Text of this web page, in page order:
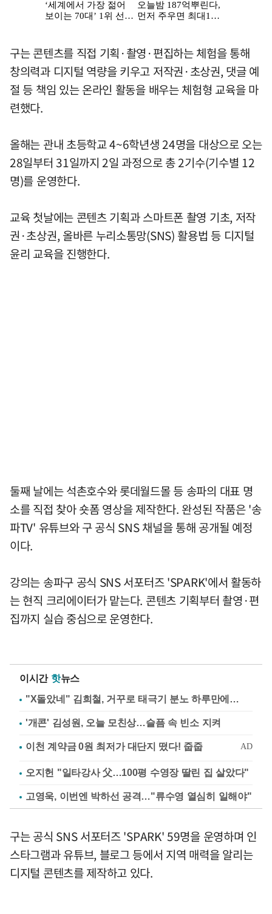
구는 콘텐츠를 직접 기획·촬영·편집하는 체험을 통해
창의력과 디지털 역량을 키우고 저작권·초상권, 댓글 예
절 등 책임 있는 온라인 활동을 배우는 체험형 교육을 마
련했다.
올해는 관내 초등학교 4~6학년생 24명을 대상으로 오는
28일부터 31일까지 2일 과정으로 총 2기수(기수별 12
명)를 운영한다.
교육 첫날에는 콘텐츠 기획과 스마트폰 촬영 기초, 저작
권·초상권, 올바른 누리소통망(SNS) 활용법 등 디지털
윤리 교육을 진행한다.
둘째 날에는 석촌호수와 롯데월드몰 등 송파의 대표 명
소를 직접 찾아 숏폼 영상을 제작한다. 완성된 작품은 '송
파TV' 유튜브와 구 공식 SNS 채널을 통해 공개될 예정
이다.
강의는 송파구 공식 SNS 서포터즈 'SPARK'에서 활동하
는 현직 크리에이터가 맡는다. 콘텐츠 기획부터 촬영·편
집까지 실습 중심으로 운영한다.
이시간 핫뉴스
"X돌았네" 김희철, 거꾸로 태극기 분노 하루만에…
'개콘' 김성원, 오늘 모친상…슬픔 속 빈소 지켜
오지헌 "일타강사 父…100평 수영장 딸린 집 살았다"
고영욱, 이번엔 박하선 공격…"류수영 열심히 일해야"
구는 공식 SNS 서포터즈 'SPARK' 59명을 운영하며 인
스타그램과 유튜브, 블로그 등에서 지역 매력을 알리는
디지털 콘텐츠를 제작하고 있다.